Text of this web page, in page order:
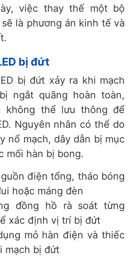
việc thay thế một bộ
sẽ là phương án kinh tế và
bị đứt
bị đứt xảy ra khi mạch
ngắt quãng hoàn toàn,
không thể lưu thông để
Nguyên nhân có thể do
nổ mạch, dây dẫn bị mục
mối hàn bị bong.
điện tổng, tháo bóng
hoặc máng đèn
đồng hồ rà soát từng
xác định vị trí bị đứt
mỏ hàn điện và thiếc
mạch bị đứt